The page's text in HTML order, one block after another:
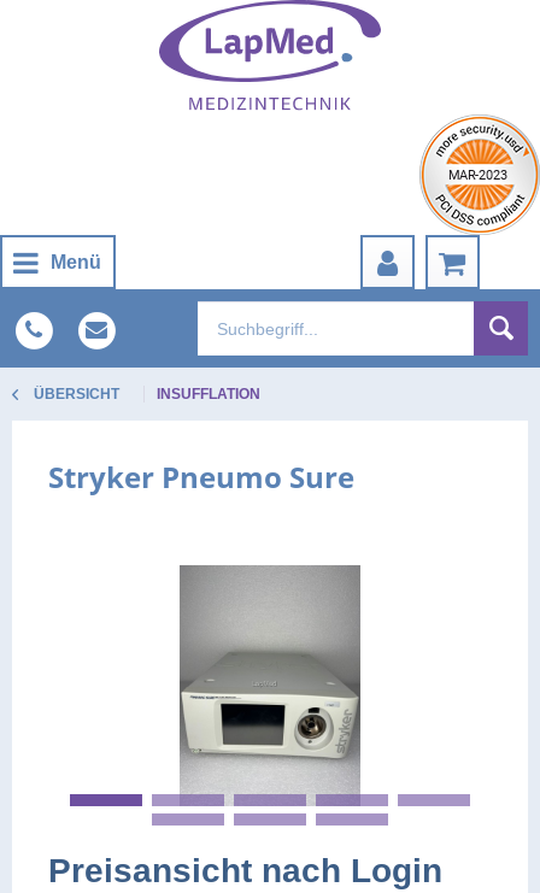
Menü
ÜBERSICHT INSUFFLATION
Stryker Pneumo Sure
Preisansicht nach Login